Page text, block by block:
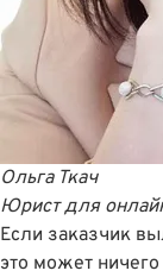
Ольга Ткач
Юрист для
Если заказчик
это может